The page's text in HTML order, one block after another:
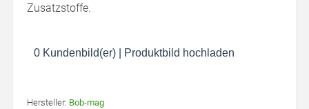
Zusatzstoffe.
0 Kundenbild(er) Produktbild hochladen
Hersteller: Bob-mag